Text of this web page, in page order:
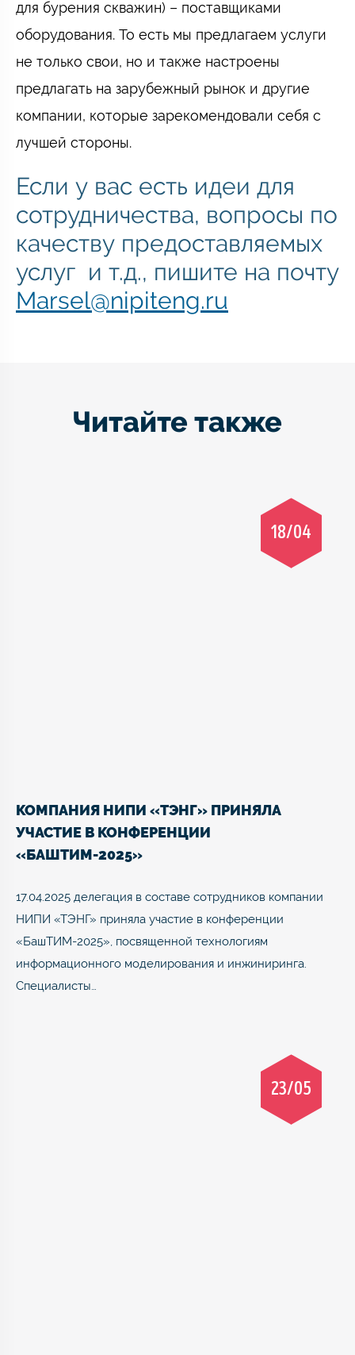
для бурения скважин) – поставщиками
оборудования. То есть мы предлагаем услуги
не только свои, но и также настроены
предлагать на зарубежный рынок и другие
компании, которые зарекомендовали себя с
лучшей стороны.
Если у вас есть идеи для
сотрудничества, вопросы по
качеству предоставляемых
услуг и т.д., пишите на почту
Marsel@nipiteng.ru
Читайте также
18/04
КОМПАНИЯ НИПИ «ТЭНГ» ПРИНЯЛА
УЧАСТИЕ В КОНФЕРЕНЦИИ
«БАШТИМ-2025»
17.04.2025 делегация в составе сотрудников компании
НИПИ «ТЭНГ» приняла участие в конференции
«БашТИМ-2025», посвященной технологиям
информационного моделирования и инжиниринга.
Специалисты…
23/05